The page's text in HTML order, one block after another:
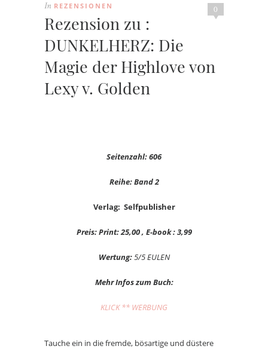
0
In REZENSIONEN
Rezension zu :
DUNKELHERZ: Die
Magie der Highlove von
Lexy v. Golden
Seitenzahl: 606
Reihe: Band 2
Verlag: Selfpublisher
Preis: Print: 25,00 , E-book : 3,99
Wertung:5/5 EULEN
Mehr Infos zum Buch:
KLICK ** WERBUNG
Tauche ein in die fremde, bösartige und düstere